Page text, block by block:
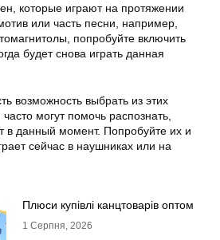
которые играют на протяжении
или часть песни, например,
попробуйте включить
будет снова играть данная
возможность выбрать из этих
могут помочь распознать,
в данный момент. Попробуйте их и
сейчас в наушниках или на
Плюси купівлі канцтоварів оптом
1 Серпня, 2026